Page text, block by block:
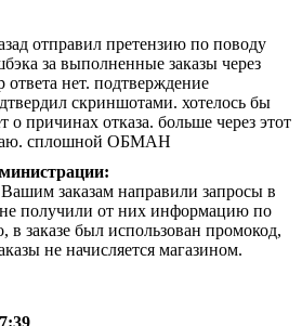
отправил претензию по поводу
за выполненные заказы через
нет. подтверждение
скриншотами. хотелось бы
о причинах отказа. больше через этот
сплошной ОБМАН
заказам направили запросы в
получили от них информацию по
в заказе был использован промокод,
не начисляется магазином.